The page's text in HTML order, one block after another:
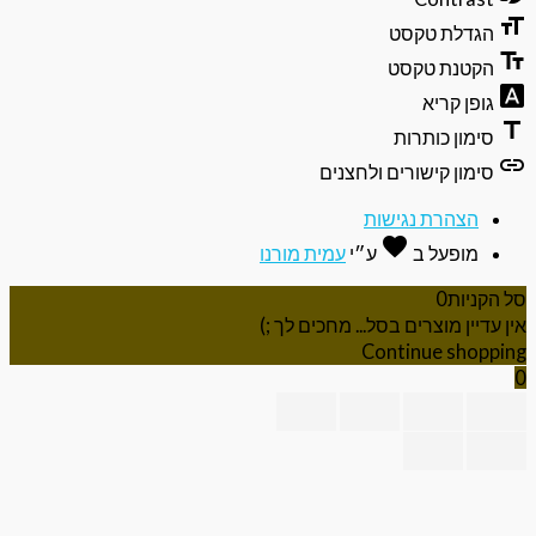
הגדלת טקסט
הקטנת טקסט
גופן קריא
סימון כותרות
סימון קישורים ולחצנים
הצהרת נגישות
מופעל בfavoriteאהבה
ע״יעמית מורנו
הקניות0
עדיין מוצרים בסל... מחכים לך ;)
Continue